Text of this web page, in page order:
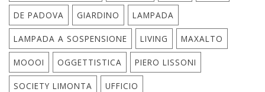
DE PADOVA GIARDINO LAMPADA
LAMPADA A SOSPENSIONE LIVING MAXALTO
MOOOI OGGETTISTICA PIERO LISSONI
SOCIETY LIMONTA UFFICIO